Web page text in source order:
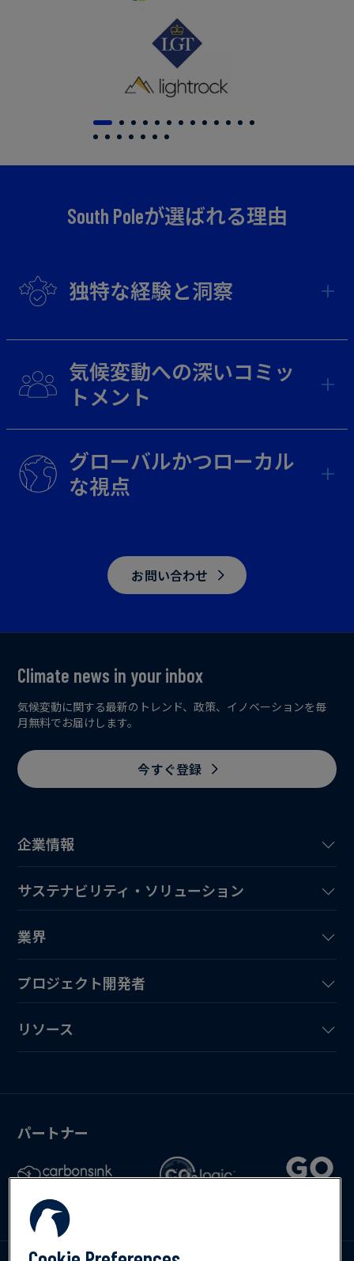
South Poleが選ばれる理由
独特な経験と洞察
気候変動への深いコミッ
トメント
グローバルかつローカル
な視点
お問い合わせ
企業情報
サステナビリティ・ソリューション
業界
プロジェクト開発者
リソース
Climate news in your inbox
気候変動に関する最新のトレンド、政策、イノベーションを毎
月無料でお届けします。
今すぐ登録
パートナー